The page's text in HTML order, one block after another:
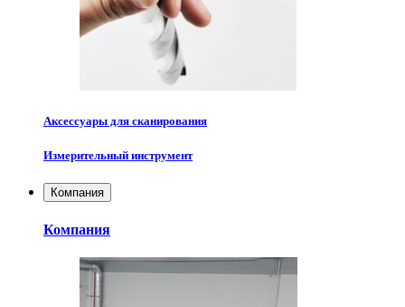
Аксессуары для сканирования
Измерительный инструмент
Компания
Компания